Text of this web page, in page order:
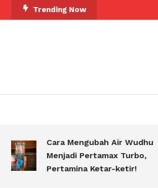
To
Trending Now
Cara Mengubah Air Wudhu
Menjadi Pertamax Turbo,
Pertamina Ketar-ketir!